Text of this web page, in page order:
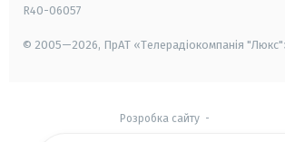
R40-06057
© 2005—2026, ПрАТ «Телерадіокомпанія
Розробка сайту-